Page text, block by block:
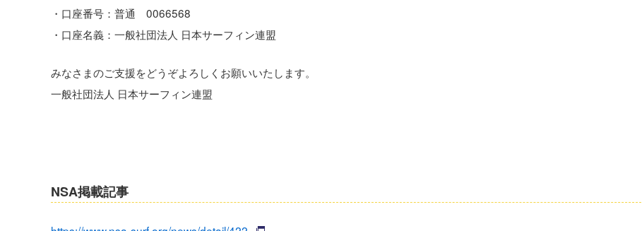
・口座番号：普通 0066568
・口座名義：一般社団法人 日本サーフィン連盟
みなさまのご支援をどうぞよろしくお願いいたします。
一般社団法人 日本サーフィン連盟
NSA掲載記事